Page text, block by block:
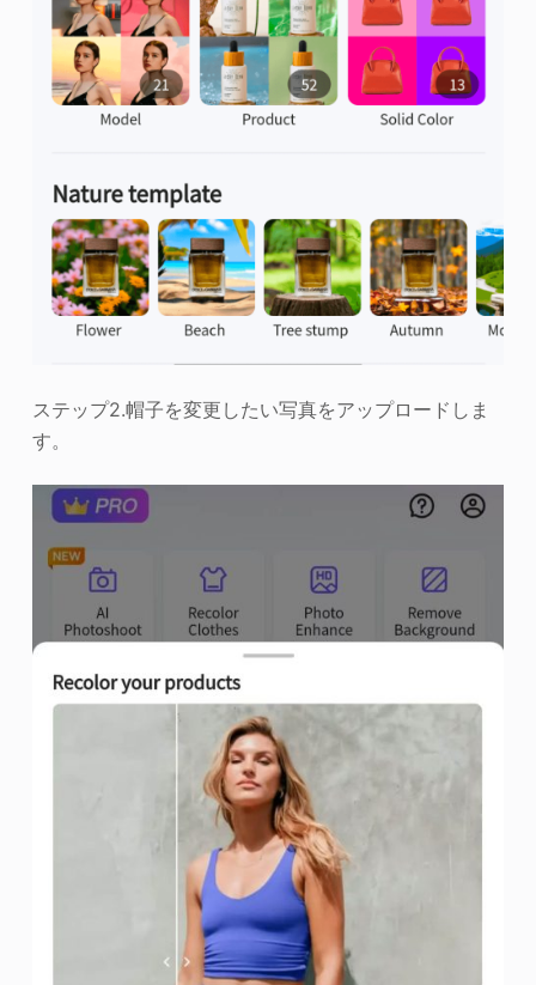
ステップ2.帽子を変更したい写真をアップロードしま
す。